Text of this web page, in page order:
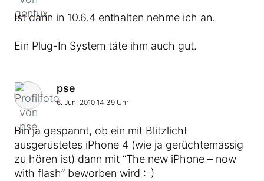
Ist dann in 10.6.4 enthalten nehme ich an.
Ein Plug-In System täte ihm auch gut.
Kommentar von
pse
6. Juni 2010 14:39 Uhr
Bin ja gespannt, ob ein mit Blitzlicht
ausgerüstetes iPhone 4 (wie ja gerüchtemässig
zu hören ist) dann mit “The new iPhone – now
with flash” beworben wird :-)